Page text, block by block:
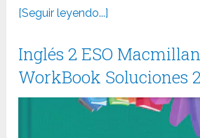
[Seguir leyendo...]
Inglés 2 ESO
WorkBook Soluciones